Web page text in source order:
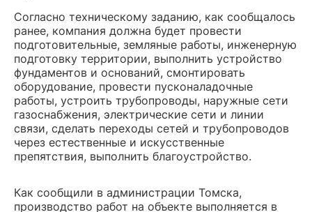
Согласно техническому заданию, как сообщалось
ранее, компания должна будет провести
подготовительные, земляные работы, инженерную
подготовку территории, выполнить устройство
фундаментов и оснований, смонтировать
оборудование, провести пусконаладочные
работы, устроить трубопроводы, наружные сети
газоснабжения, электрические сети и линии
связи, сделать переходы сетей и трубопроводов
через естественные и искусственные
препятствия, выполнить благоустройство.
Как сообщили в администрации Томска,
производство работ на объекте выполняется в